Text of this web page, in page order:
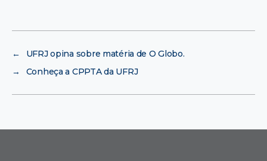
←
UFRJ opina sobre matéria de O Globo.
→
Conheça a CPPTA da UFRJ